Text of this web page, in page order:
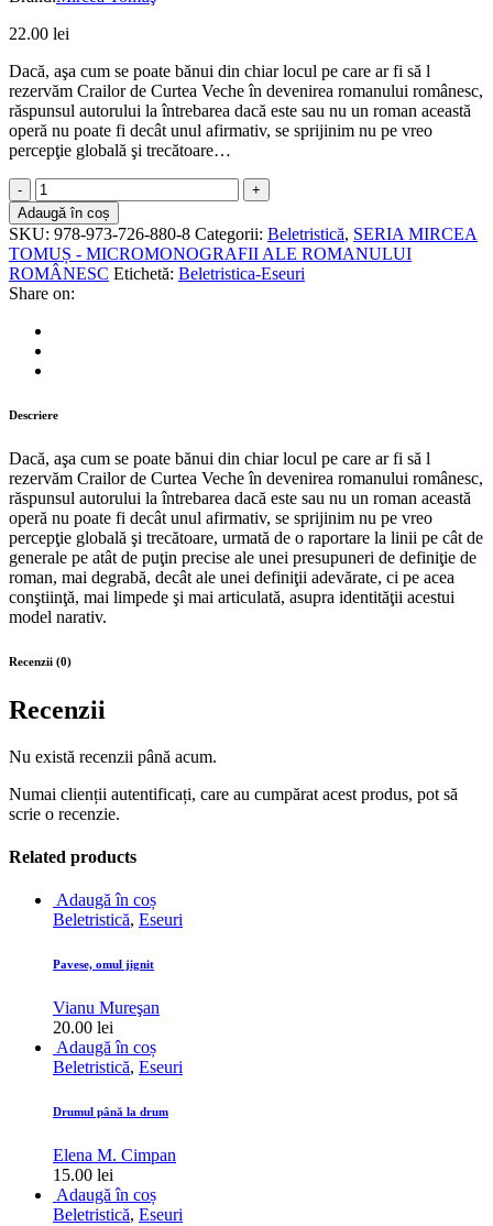
22.00 lei
Dacă, aşa cum se poate bănui din chiar locul pe care ar fi să l
rezervăm Crailor de Curtea Veche în devenirea romanului românesc,
răspunsul autorului la întrebarea dacă este sau nu un roman această
operă nu poate fi decât unul afirmativ, se sprijinim nu pe vreo
percepţie globală şi trecătoare…
Secretul
Crailor
de
Curtea
Veche
quantity
Adaugă în coș
SKU: 978-973-726-880-8 Categorii: Beletristică, SERIA MIRCEA
TOMUȘ - MICROMONOGRAFII ALE ROMANULUI
ROMÂNESC Etichetă: Beletristica-Eseuri
Share on:
Descriere
Dacă, aşa cum se poate bănui din chiar locul pe care ar fi să l
rezervăm Crailor de Curtea Veche în devenirea romanului românesc,
răspunsul autorului la întrebarea dacă este sau nu un roman această
operă nu poate fi decât unul afirmativ, se sprijinim nu pe vreo
percepţie globală şi trecătoare, urmată de o raportare la linii pe cât de
generale pe atât de puţin precise ale unei presupuneri de definiţie de
roman, mai degrabă, decât ale unei definiţii adevărate, ci pe acea
conştiinţă, mai limpede şi mai articulată, asupra identităţii acestui
model narativ.
Recenzii (0)
Recenzii
Nu există recenzii până acum.
Numai clienții autentificați, care au cumpărat acest produs, pot să
scrie o recenzie.
Related products
Adaugă în coș
Beletristică, Eseuri
Pavese, omul jignit
Vianu Mureşan
20.00 lei
Adaugă în coș
Beletristică, Eseuri
Drumul până la drum
Elena M. Cimpan
15.00 lei
Adaugă în coș
Beletristică, Eseuri